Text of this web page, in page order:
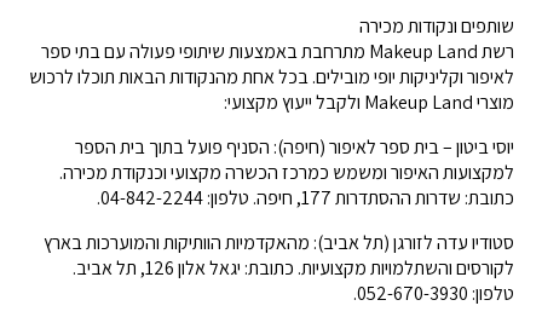
שותפים ונקודות מכירה
רשת Makeup Land מתרחבת באמצעות שיתופי פעולה עם בתי ספר
לאיפור וקליניקות יופי מובילים. בכל אחת מהנקודות הבאות תוכלו לרכוש
מוצרי Makeup Land ולקבל ייעוץ מקצועי:
יוסי ביטון – בית ספר לאיפור (חיפה): הסניף פועל בתוך בית הספר
למקצועות האיפור ומשמש כמרכז הכשרה מקצועי וכנקודת מכירה.
כתובת: שדרות ההסתדרות 177, חיפה. טלפון: 04-842-2244.
סטודיו עדה לזורגן (תל אביב): מהאקדמיות הוותיקות והמוערכות בארץ
לקורסים והשתלמויות מקצועיות. כתובת: יגאל אלון 126, תל אביב.
טלפון: 052-670-3930.